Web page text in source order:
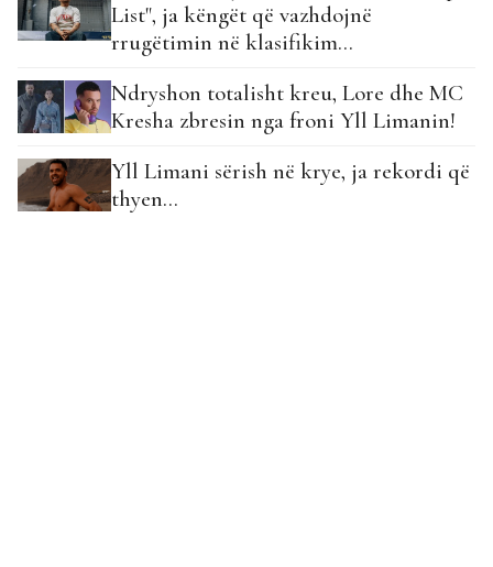
List", ja këngët që vazhdojnë
rrugëtimin në klasifikim...
Ndryshon totalisht kreu, Lore dhe MC
Kresha zbresin nga froni Yll Limanin!
Yll Limani sërish në krye, ja rekordi që
thyen…